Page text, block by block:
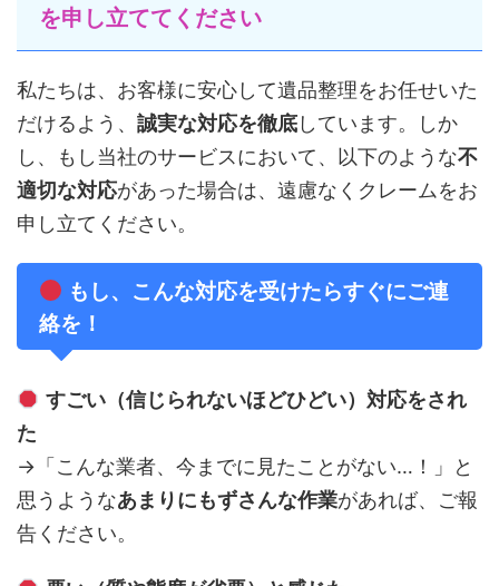
を申し立ててください
私たちは、お客様に安心して遺品整理をお任せいた
だけるよう、 誠実な対応を徹底しています。しか
し、もし当社のサービスにおいて、以下のような不
適切な対応があった場合は、遠慮なくクレームをお
申し立てください。
もし、こんな対応を受けたらすぐにご連
絡を！
すごい（信じられないほどひどい）対応をされ
た
→「こんな業者、今までに見たことがない…！」と
思うようなあまりにもずさんな作業があれば、ご報
告ください。